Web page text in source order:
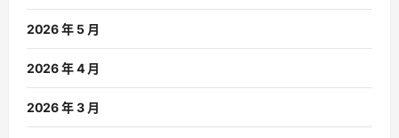
2026 年 5 月
2026 年 4 月
2026 年 3 月